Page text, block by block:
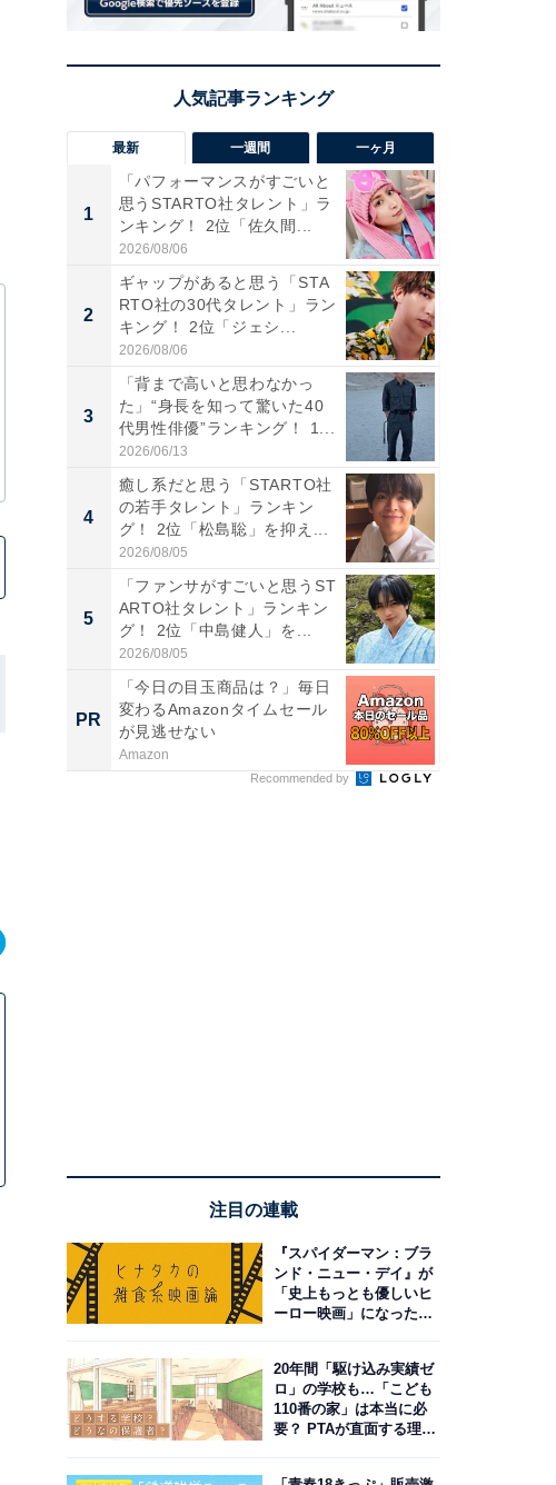
最新 一週間 一ヶ月
1
「パフォーマンスがすごいと
思うSTARTO社タレント」ラ
ンキング！ 2位「佐久間...
2026/08/06
2
ギャップがあると思う「STA
RTO社の30代タレント」ラン
キング！ 2位「ジェシ...
2026/08/06
3
「背まで高いと思わなかっ
た」“身長を知って驚いた40
代男性俳優”ランキング！ 1...
2026/06/13
4
癒し系だと思う「STARTO社
の若手タレント」ランキン
グ！ 2位「松島聡」を抑え...
2026/08/05
5
「ファンサがすごいと思うST
ARTO社タレント」ランキン
グ！ 2位「中島健人」を...
2026/08/05
PR
「今日の目玉商品は？」毎日
変わるAmazonタイムセール
が見逃せない
Amazon
Recommended by
注目の連載
『スパイダーマン：ブラ
ンド・ニュー・デイ』が
「史上もっとも優しいヒ
ーロー映画」になった理
20年間「駆け込み実績ゼ
ロ」の学校も…「こども
110番の家」は本当に必
要？ PTAが直面する理想